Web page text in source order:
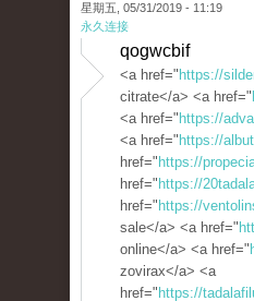
星期五, 05/31/2019 - 11:19
永久连接
qogwcbif
<a href=" https://
citrate</a> <a href="
<a href=" https://
<a href=" https://
href=" https://
href=" https://
href=" https://
sale</a> <a href="
online</a> <a href="
zovirax</a> <a
href=" https://